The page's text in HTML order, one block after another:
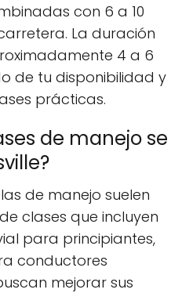
con 6 a 10
La duración
4 a 6
de tu disponibilidad y
prácticas.
de manejo se
de manejo suelen
clases que incluyen
para principiantes,
conductores
mejorar sus